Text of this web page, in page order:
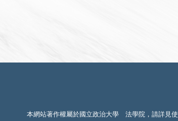
本網站著作權屬於國立政治大學 法學院，請詳見